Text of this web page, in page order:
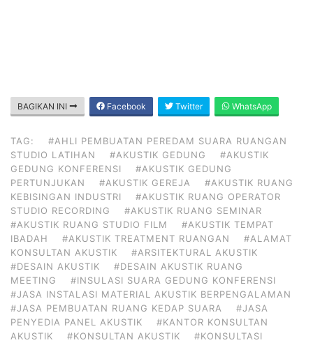
BAGIKAN INI Facebook Twitter WhatsApp
TAG:
#AHLI PEMBUATAN PEREDAM SUARA RUANGAN
STUDIO LATIHAN
#AKUSTIK GEDUNG
#AKUSTIK
GEDUNG KONFERENSI
#AKUSTIK GEDUNG
PERTUNJUKAN
#AKUSTIK GEREJA
#AKUSTIK RUANG
KEBISINGAN INDUSTRI
#AKUSTIK RUANG OPERATOR
STUDIO RECORDING
#AKUSTIK RUANG SEMINAR
#AKUSTIK RUANG STUDIO FILM
#AKUSTIK TEMPAT
IBADAH
#AKUSTIK TREATMENT RUANGAN
#ALAMAT
KONSULTAN AKUSTIK
#ARSITEKTURAL AKUSTIK
#DESAIN AKUSTIK
#DESAIN AKUSTIK RUANG
MEETING
#INSULASI SUARA GEDUNG KONFERENSI
#JASA INSTALASI MATERIAL AKUSTIK BERPENGALAMAN
#JASA PEMBUATAN RUANG KEDAP SUARA
#JASA
PENYEDIA PANEL AKUSTIK
#KANTOR KONSULTAN
AKUSTIK
#KONSULTAN AKUSTIK
#KONSULTASI